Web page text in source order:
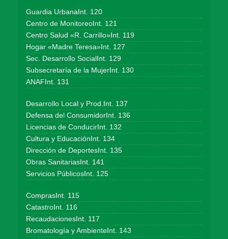
Guardia UrbanaInt. 120
Centro de MonitoreoInt. 121
Centro Salud «R. Carrillo»Int. 119
Hogar «Madre Teresa»Int. 127
Sec. Desarrollo SocialInt. 129
Subsecretaría de la MujerInt. 130
ANAFInt. 131
Desarrollo Local y Prod.Int. 137
Defensa del ConsumidorInt. 136
Licencias de ConducirInt. 132
Cultura y EducaciónInt. 134
Dirección de DeportesInt. 135
Obras SanitariasInt. 141
Servicios PúblicosInt. 125
ComprasInt. 115
CatastroInt. 116
RecaudacionesInt. 117
Bromatología y AmbienteInt. 143